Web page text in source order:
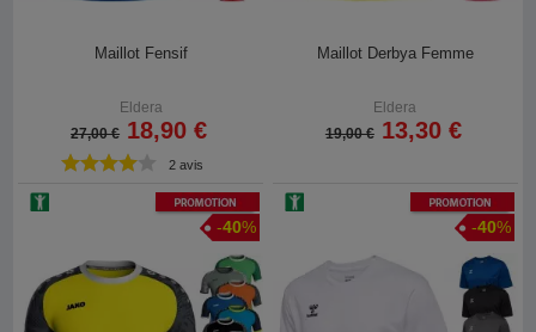
Maillot Fensif
Eldera
27,00 € 18,90 €
2 avis
Maillot Derbya Femme
Eldera
19,00 € 13,30 €
Promotion
-40%
Promotion
-40%